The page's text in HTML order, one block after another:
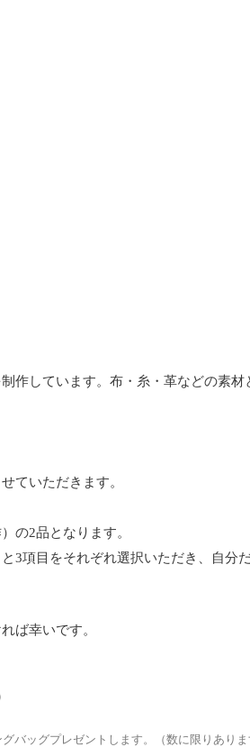
作しています。 布・糸・革などの素
ていただきます。
の2品となります。
3項目をそれぞれ選択いただき、自分
ば幸いです。
バッグプレゼントします。（数に限りありま